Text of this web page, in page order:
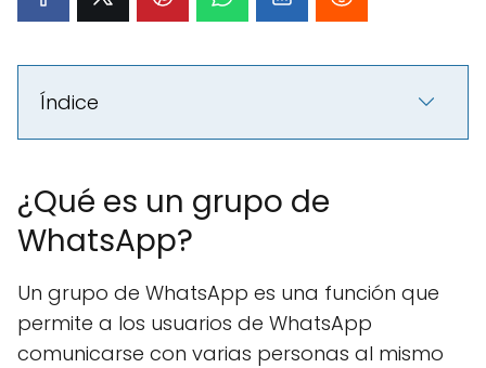
Índice
¿Qué es un grupo de
WhatsApp?
Un grupo de WhatsApp es una función que
permite a los usuarios de WhatsApp
comunicarse con varias personas al mismo